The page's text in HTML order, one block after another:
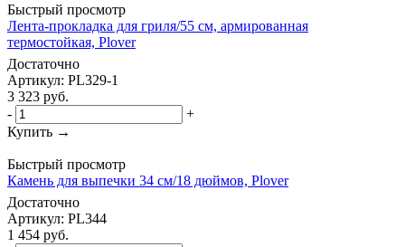
Быстрый просмотр
Лента-прокладка для гриля/55 см, армированная
термостойкая, Plover
Достаточно
Артикул: PL329-1
3 323 руб.
-
+
Купить →
Быстрый просмотр
Камень для выпечки 34 см/18 дюймов, Plover
Достаточно
Артикул: PL344
1 454 руб.